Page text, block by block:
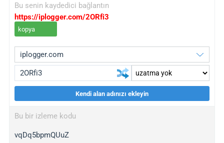
Bu senin kaydedici bağlantın
https://iplogger.com/2ORfi3
kopya
wl.gl
ed.tc
Kendi alan adınızı ekleyin
Bu bir izleme kodu
vqDq5bpmQUuZ